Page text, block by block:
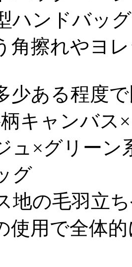
型ハンド
角擦れやヨ
少ある程度
キャンバス
ュ×グリーン
ッグ
地の毛羽立
使用で全体